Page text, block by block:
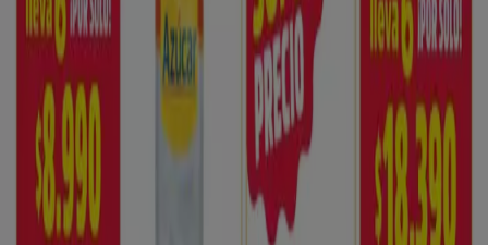
527 m
Carrera 23Bis 71 - 33, Pereira
541 m